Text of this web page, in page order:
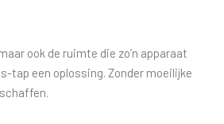
ook de ruimte die zo’n apparaat
tap een oplossing. Zonder moeilijke